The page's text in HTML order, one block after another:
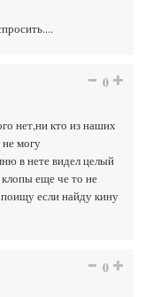
0
нет,ни кто из наших
могу
в нете видел целый
еще че то не
если найду кину
0